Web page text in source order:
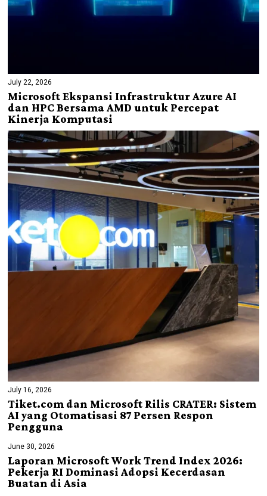
July 22, 2026
Microsoft Ekspansi Infrastruktur Azure AI
dan HPC Bersama AMD untuk Percepat
Kinerja Komputasi
July 16, 2026
Tiket.com dan Microsoft Rilis CRATER: Sistem
AI yang Otomatisasi 87 Persen Respon
Pengguna
June 30, 2026
Laporan Microsoft Work Trend Index 2026:
Pekerja RI Dominasi Adopsi Kecerdasan
Buatan di Asia